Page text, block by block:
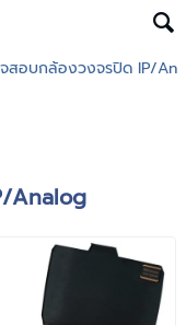
จสอบกล้องวงจรปิด IP/An
Analog